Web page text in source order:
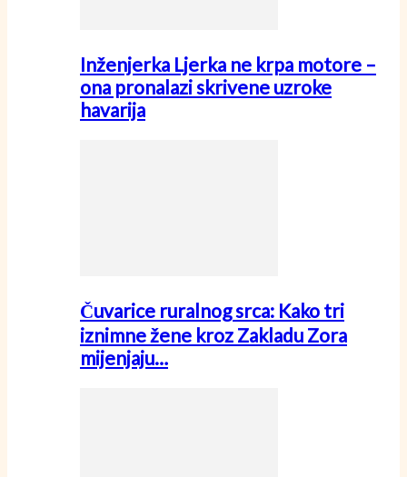
Inženjerka Ljerka ne krpa motore –
ona pronalazi skrivene uzroke
havarija
Čuvarice ruralnog srca: Kako tri
iznimne žene kroz Zakladu Zora
mijenjaju…